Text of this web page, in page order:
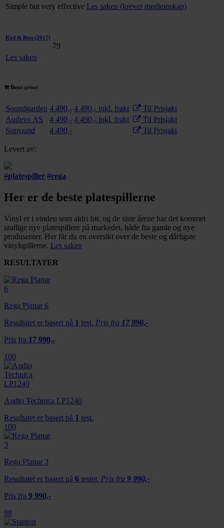
Simple but very effective Les saken (krever medlemskap)
Råd & Rön (2017)
Les saken
79
Beste priser
Soundgarden 4 490,- 4 490,- inkl. frakt
Til Prisjakt
Audevo AS
4 490,- 4 490,- inkl. frakt
Til Prisjakt
Surround
4 490,- Til Prisjakt
Levert av:
#platespiller #rega
Her er de beste platespillerne
Vinyl er i vinden som aldri før, og de siste årene har det kommet
utallige nye platespillere på markedet, både fra gamle og nye
produsenter. Her får du en oversikt over de beste og dårligste
vinylspillerne. Les saken
RESULTATER
Rega Planar 6
Resultatet er basert på 1 test. Pris fra 17 990,-
Pris fra 17 990,-
100
Audio Technica LP1240
Resultatet er basert på 1 test.
100
Rega Planar 3
Resultatet er basert på 6 tester. Pris fra 9 990,-
Pris fra 9 990,-
98